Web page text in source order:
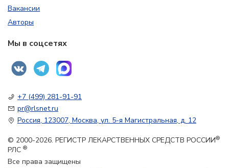
Вакансии
Авторы
Мы в соцсетях
+7 (499) 281-91-91
pr@rlsnet.ru
Россия, 123007, Москва, ул. 5-я Магистральная, д. 12
© 2000-2026. РЕГИСТР ЛЕКАРСТВЕННЫХ СРЕДСТВ РОССИИ®
РЛС ®
Все права защищены